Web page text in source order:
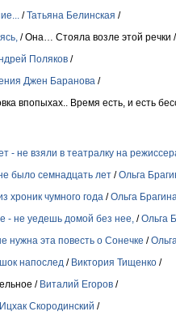
/Татьяна Белинская /
/ Она… Стояла возле этой речки
Поляков /
Джен Баранова /
впопыхах.. Время есть, и есть
- не взяли в театралку на
было семнадцать лет /Ольга
хроник чумного года /Ольга
- не уедешь домой без нее, /Ольга
нужна эта повесть о Сонечке /
напослед / Виктория Тищенко /
/ Виталий Егоров /
Ицхак Скородинский /